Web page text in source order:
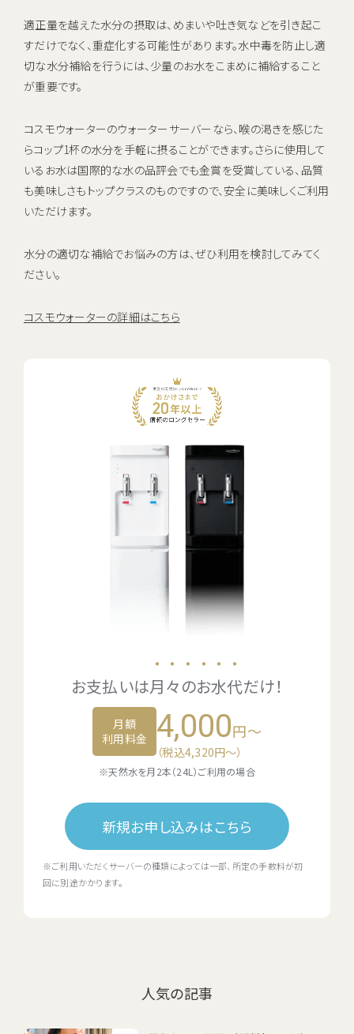
適正量を越えた水分の摂取は、めまいや吐き気などを引き起こ
すだけでなく、重症化する可能性があります。水中毒を防止し適
切な水分補給を行うには、少量のお水をこまめに補給すること
が重要です。
コスモウォーターのウォーターサーバーなら、喉の渇きを感じた
らコップ1杯の水分を手軽に摂ることができます。さらに使用して
いるお水は国際的な水の品評会でも金賞を受賞している、品質
も美味しさもトップクラスのものですので、安全に美味しくご利用
いただけます。
水分の適切な補給でお悩みの方は、ぜひ利用を検討してみてく
ださい。
コスモウォーターの詳細はこちら
お支払いは月々のお水代
・・・・・・
だけ！
月額
利用料金
4,000円～
（税込4,320円〜）
※天然水を月2本（24L）ご利用の場合
新規お申し込みはこちら
※ご利用いただくサーバーの種類によっては一部、所定の手数料が初
回に別途かかります。
人気の記事